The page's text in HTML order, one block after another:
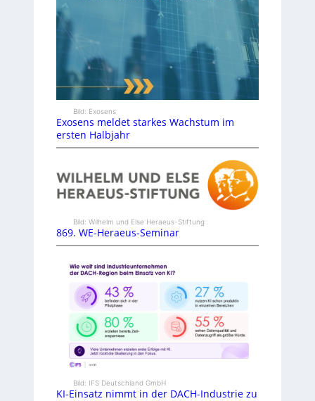
Bild: Exosens
Exosens meldet starkes Wachstum im
ersten Halbjahr
Bild: Wilhelm und Else Heraeus-Stiftung
869. WE-Heraeus-Seminar
Bild: IFS Deutschland GmbH
KI-Einsatz nimmt in der DACH-Industrie zu